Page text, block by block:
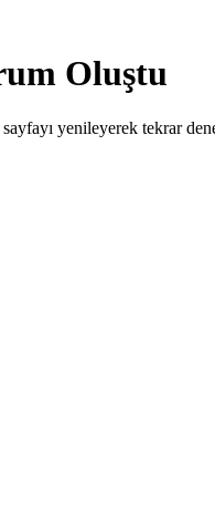
Oluştu
yenileyerek tekrar